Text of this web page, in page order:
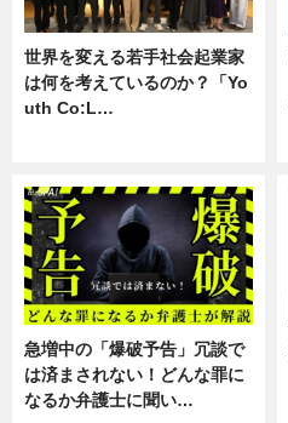
世界を変える若手社会起業家
は何を考えているのか？「Yo
uth Co:L…
急増中の「爆破予告」冗談で
は済まされない！どんな罪に
なるか弁護士に聞い…